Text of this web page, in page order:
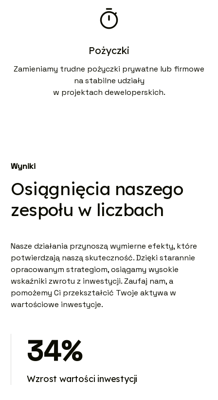
Pożyczki
Zamieniamy trudne pożyczki prywatne lub firmowe
na stabilne udziały
w projektach deweloperskich.
Wyniki
Osiągnięcia naszego
zespołu w liczbach
Nasze działania przynoszą wymierne efekty, które
potwierdzają naszą skuteczność. Dzięki starannie
opracowanym strategiom, osiągamy wysokie
wskaźniki zwrotu z inwestycji. Zaufaj nam, a
pomożemy Ci przekształcić Twoje aktywa w
wartościowe inwestycje.
34%
Wzrost wartości inwestycji